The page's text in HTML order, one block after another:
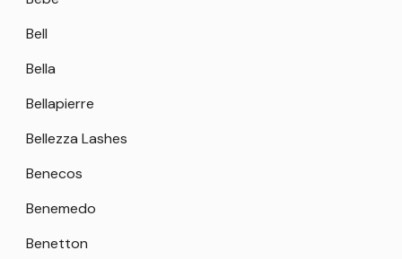
Bell
Bella
Bellapierre
Bellezza Lashes
Benecos
Benemedo
Benetton